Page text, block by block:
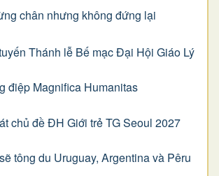
chân nhưng không đứng lại
Thánh lễ Bế mạc Đại Hội Giáo Lý
điệp Magnifica Humanitas
chủ đề ĐH Giới trẻ TG Seoul 2027
tông du Uruguay, Argentina và Pêru